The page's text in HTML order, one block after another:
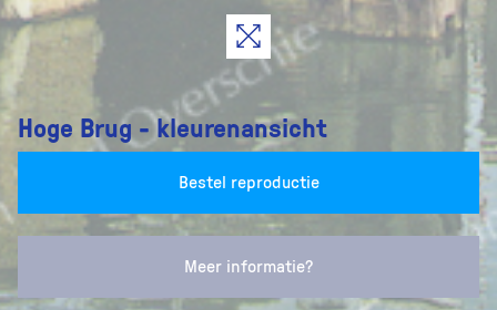
Hoge Brug - kleurenansicht
Bestel reproductie
Meer informatie?